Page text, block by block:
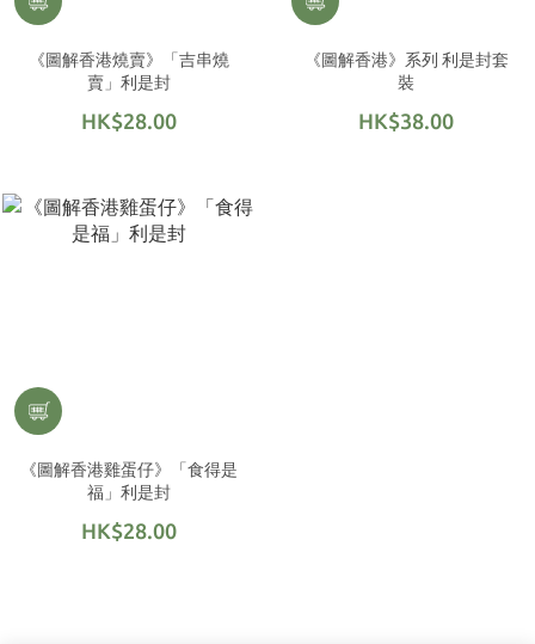
《圖解香港燒賣》「吉串燒
賣」利是封
HK$28.00
《圖解香港》系列 利是封套
裝
HK$38.00
《圖解香港雞蛋仔》「食得是
福」利是封
HK$28.00